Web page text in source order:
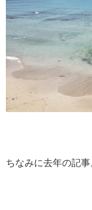
ちなみに去年の記事